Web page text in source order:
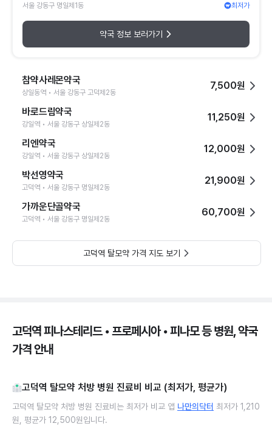
서울 강동구 명일제1동 최저가
약국 정보 보러가기
참약사레몬약국
상일동역 • 서울 강동구 고덕제2동
7,500원
바로드림약국
강일역 • 서울 강동구 상일제2동
11,250원
리엔약국
강일역 • 서울 강동구 상일제2동
12,000원
박선영약국
고덕역 • 서울 강동구 명일제2동
21,900원
가까운단골약국
고덕역 • 서울 강동구 명일제2동
60,700원
고덕역 탈모약 가격 지도 보기
고덕역 피나스테리드 • 프로페시아 • 피나모 등 병원, 약국
가격 안내
고덕역 탈모약 처방 병원 진료비 비교 (최저가, 평균가)
고덕역 탈모약 처방 병원 진료비는 최저가 비교 앱 나만의닥터 최저가 1,210
원, 평균가 12,500원입니다.